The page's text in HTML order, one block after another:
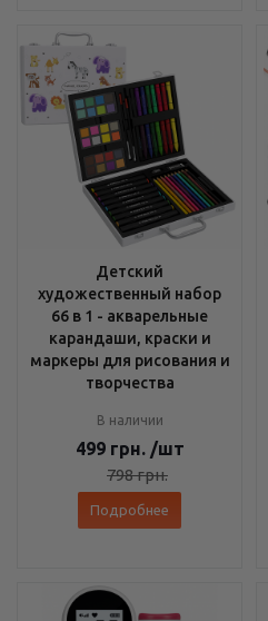
Детский
художественный набор
66 в 1 - акварельные
карандаши, краски и
маркеры для рисования и
творчества
В наличии
499 грн. /шт
798грн.
Подробнее